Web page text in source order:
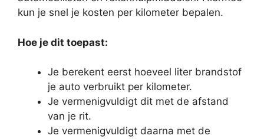
kun je snel je kosten per kilometer bepalen.
Hoe je dit toepast:
Je berekent eerst hoeveel liter brandstof
je auto verbruikt per kilometer.
Je vermenigvuldigt dit met de afstand
van je rit.
Je vermenigvuldigt daarna met de